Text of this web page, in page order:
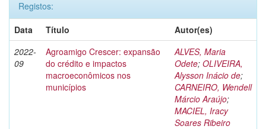
Registos:
Data
Título
Autor(es)
2022-
09
Agroamigo Crescer: expansão
do crédito e impactos
macroeconômicos nos
municípios
ALVES, Maria
Odete; OLIVEIRA,
Alysson Inácio de;
CARNEIRO, Wendell
Márcio Araújo;
MACIEL, Iracy
Soares Ribeiro